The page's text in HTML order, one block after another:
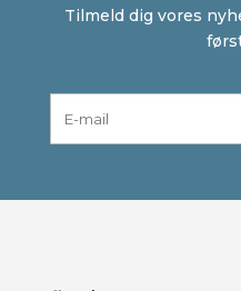
Tilmeld dig vores